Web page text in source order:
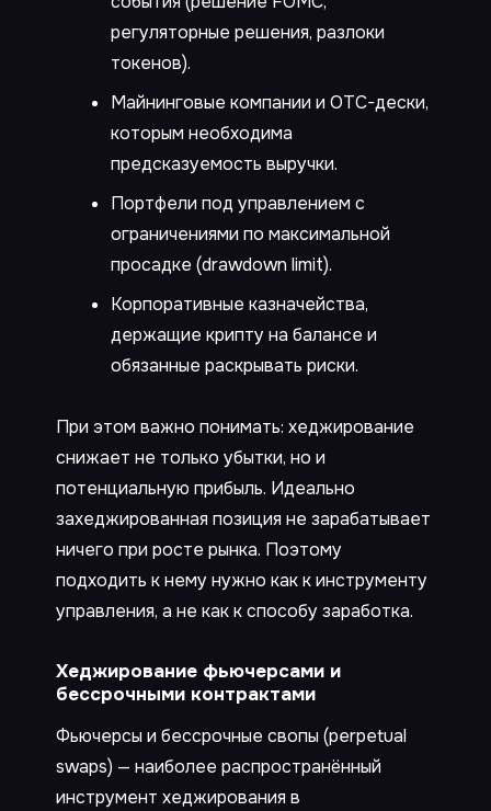
регуляторные решения, разлоки
токенов).
Майнинговые компании и OTC-дески,
которым необходима
предсказуемость выручки.
Портфели под управлением с
ограничениями по максимальной
просадке (drawdown limit).
Корпоративные казначейства,
держащие крипту на балансе и
обязанные раскрывать риски.
При этом важно понимать: хеджирование
снижает не только убытки, но и
потенциальную прибыль. Идеально
захеджированная позиция не зарабатывает
ничего при росте рынка. Поэтому
подходить к нему нужно как к инструменту
управления, а не как к способу заработка.
Хеджирование фьючерсами и
бессрочными контрактами
Фьючерсы и бессрочные свопы (perpetual
swaps) — наиболее распространённый
инструмент хеджирования в